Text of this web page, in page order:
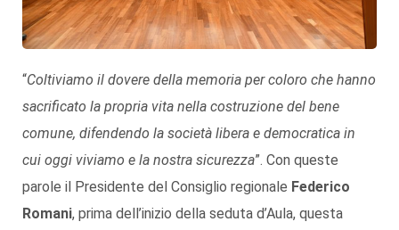
“Coltiviamo il dovere della memoria per coloro che hanno
sacrificato la propria vita nella costruzione del bene
comune, difendendo la società libera e democratica in
cui oggi viviamo e la nostra sicurezza”. Con queste
parole il Presidente del Consiglio regionale Federico
Romani, prima dell’inizio della seduta d’Aula, questa